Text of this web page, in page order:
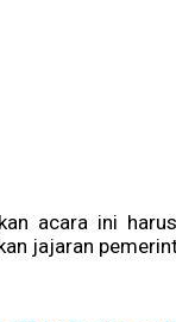
acara ini
jajaran